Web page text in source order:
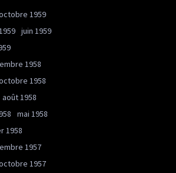
1959
juin 1959
1958
1958
août 1958
mai 1958
1958
1957
1957